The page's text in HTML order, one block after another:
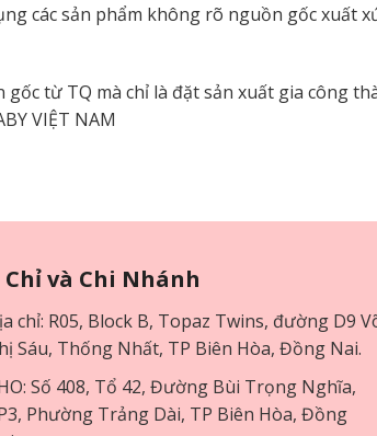
các sản phẩm không rõ nguồn gốc
gốc từ TQ mà chỉ là đặt sản xuất gia công
VIỆT NAM
và Chi Nhánh
chỉ: R05, Block B, Topaz Twins, đường D9
Sáu, Thống Nhất, TP Biên Hòa, Đồng Nai.
Số 408, Tổ 42, Đường Bùi Trọng Nghĩa,
Phường Trảng Dài, TP Biên Hòa, Đồng